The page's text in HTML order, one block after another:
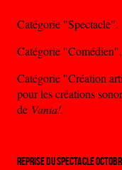
Catégorie "Spectacle".
Catégorie "Comédien",
Catégorie "Création
pour les créations
de Vania!.
REPRISE DU SPECTACLE